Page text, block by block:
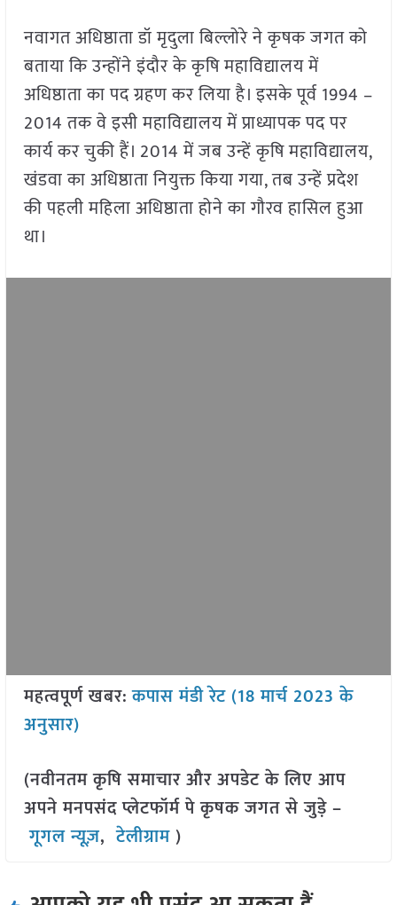
नवागत अधिष्ठाता डॉ मृदुला बिल्लोरे ने कृषक जगत को
बताया कि उन्होंने इंदौर के कृषि महाविद्यालय में
अधिष्ठाता का पद ग्रहण कर लिया है। इसके पूर्व 1994 –
2014 तक वे इसी महाविद्यालय में प्राध्यापक पद पर
कार्य कर चुकी हैं। 2014 में जब उन्हें कृषि महाविद्यालय,
खंडवा का अधिष्ठाता नियुक्त किया गया, तब उन्हें प्रदेश
की पहली महिला अधिष्ठाता होने का गौरव हासिल हुआ
था।
महत्वपूर्ण खबर:कपास मंडी रेट (18 मार्च 2023 के
अनुसार)
(नवीनतम कृषि समाचार और अपडेट के लिए आप
अपने मनपसंद प्लेटफॉर्म पे कृषक जगत से जुड़े –
गूगल न्यूज़,टेलीग्राम )